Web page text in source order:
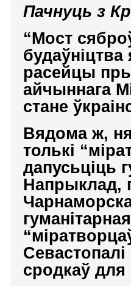
Пачнуць з
“Мост
расейцы
айчыннага
стане
Вядома ж,
толькі
дапусьціць
Напрыклад,
сродкаў для